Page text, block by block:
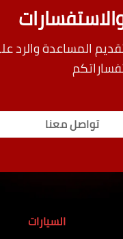
المساعدة والرد
تواصل معنا
السيارات